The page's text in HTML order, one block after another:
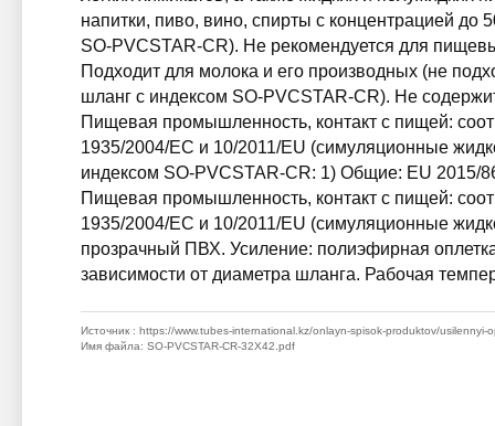
напитки, пиво, вино, спирты с концентрацией до
SO-PVCSTAR-CR). Не рекомендуется для
Подходит для молока и его производных (не
шланг с индексом SO-PVCSTAR-CR). Не
Пищевая промышленность, контакт с пищей:
1935/2004/EC и 10/2011/EU (симуляционные
индексом SO-PVCSTAR-CR: 1) Общие: EU 2015/
Пищевая промышленность, контакт с пищей:
1935/2004/EC и 10/2011/EU (симуляционные
прозрачный ПВХ. Усиление: полиэфирная
зависимости от диаметра шланга. Рабочая
Источник : https://www.tubes-international.kz/onlayn-spisok-produktov/
Имя файла: SO-PVCSTAR-CR-32X42.pdf